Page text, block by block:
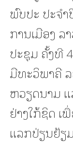
ພົບປະ ປະຈໍ
ການເມືອງ
ປະຊຸມ ຄັ້ງທີ
ມືທະວິພາຄີ
ຫວຽດນາມ
ຢ່າງໃກ້ຊິດ
ແລກປ່ຽນຢ້ຽ